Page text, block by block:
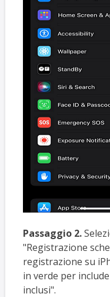
Passaggio 2.
"Registrazione
registrazione su
in verde per
inclusi".